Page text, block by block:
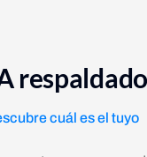
cuál es el tuyo